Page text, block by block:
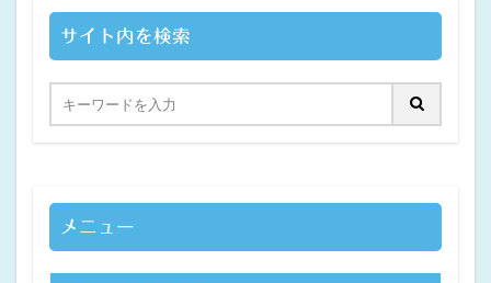
サイト内を検索
メニュー